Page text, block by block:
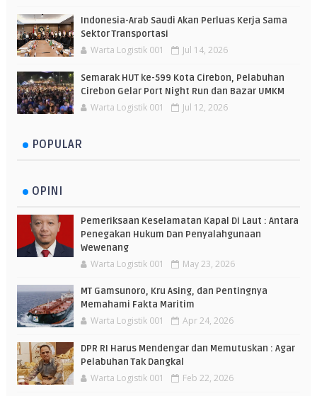
Indonesia-Arab Saudi Akan Perluas Kerja Sama
Sektor Transportasi
Warta Logistik 001 Jul 14, 2026
Semarak HUT ke-599 Kota Cirebon, Pelabuhan
Cirebon Gelar Port Night Run dan Bazar UMKM
Warta Logistik 001 Jul 12, 2026
POPULAR
OPINI
Pemeriksaan Keselamatan Kapal Di Laut : Antara
Penegakan Hukum Dan Penyalahgunaan
Wewenang
Warta Logistik 001 May 23, 2026
MT Gamsunoro, Kru Asing, dan Pentingnya
Memahami Fakta Maritim
Warta Logistik 001 Apr 24, 2026
DPR RI Harus Mendengar dan Memutuskan : Agar
Pelabuhan Tak Dangkal
Warta Logistik 001 Feb 22, 2026